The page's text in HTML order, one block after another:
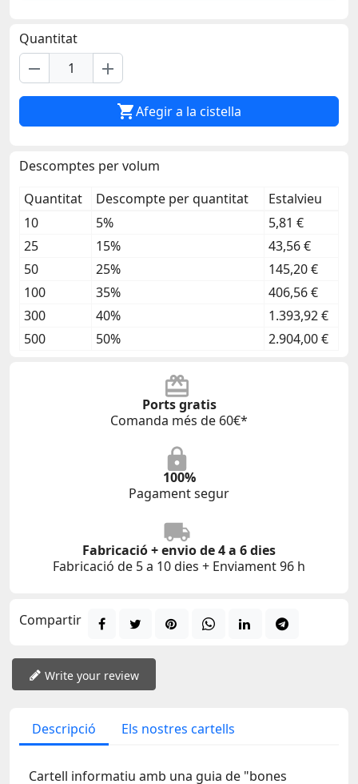
Quantitat
remove add
Afegir a la cistella
Descomptes per volum
Quantitat
Descompte per quantitat
Estalvieu
10
5%
5,81 €
25
15%
43,56 €
50
25%
145,20 €
100
35%
406,56 €
300
40%
1.393,92 €
500
50% 2.904,00 €
Ports gratis
Comanda més de 60€*
100%
Pagament segur
Fabricació + envio de 4 a 6 dies
Fabricació de 5 a 10 dies + Enviament 96 h
Compartir
Write your review
Descripció Els nostres cartells
Cartell informatiu amb una guia de "bones